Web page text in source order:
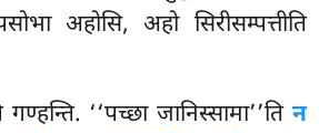
अहोसि, अहो सिरीसम्पत्तीति
गण्हन्ति. ‘‘पच्छा जानिस्सामा’’ति न